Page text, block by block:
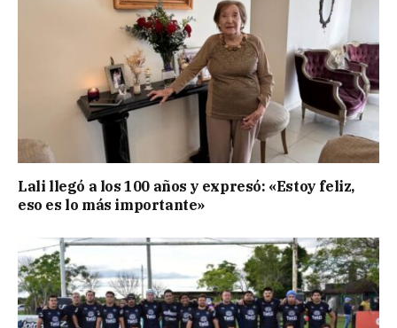
Lali llegó a los 100 años y expresó: «Estoy feliz,
eso es lo más importante»